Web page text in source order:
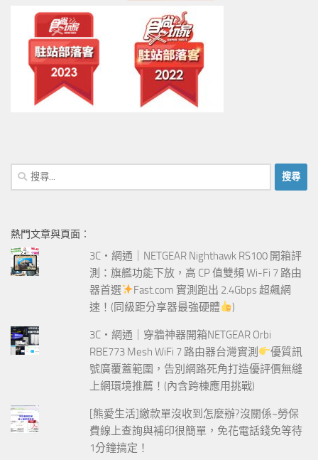
搜
尋
字:
熱門文章與頁面︰
3C‧網通｜NETGEAR Nighthawk RS100 開箱評
測：旗艦功能下放，高 CP 值雙頻 Wi-Fi 7 路由
器首選
Fast.com 實測跑出 2.4Gbps 超飆網
速！(同級距分享器最強硬體
)
3C‧網通｜穿牆神器開箱NETGEAR Orbi
RBE773 Mesh WiFi 7 路由器台灣實測
優質訊
號廣覆蓋範圍，告別網路死角打造優評價無縫
上網環境推薦！(內含跨棟應用挑戰)
[熊愛生活]繳款單沒收到怎麼辦?沒關係~勞保
費線上查詢與補印很簡單，免花電話錢免等待
1分鐘搞定！